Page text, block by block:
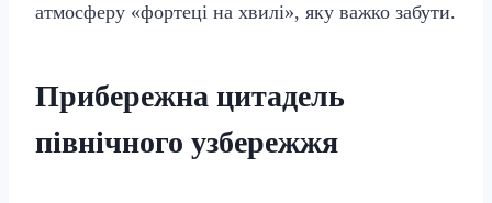
атмосферу «фортеці на хвилі», яку важко забути.
Прибережна цитадель
північного узбережжя